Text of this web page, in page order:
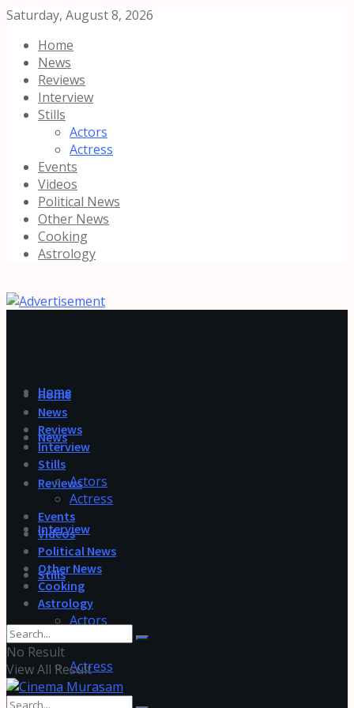
Saturday, August 8, 2026
Home
News
Reviews
Interview
Stills
Actors
Actress
Events
Videos
Political News
Other News
Cooking
Astrology
Home
News
Reviews
Interview
Stills
Actors
Actress
Home
News
Reviews
Interview
Stills
Actors
Actress
Events
Videos
Political News
Other News
Cooking
Astrology
No Result
View All Result